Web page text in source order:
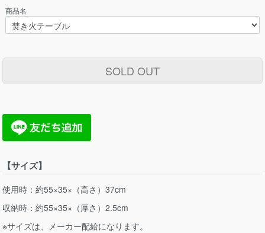
商品名
SOLD OUT
【サイズ】
使用時：約55×35×（高さ）37cm
収納時：約55×35×（厚さ）2.5cm
※サイズは、メーカー配給になります。